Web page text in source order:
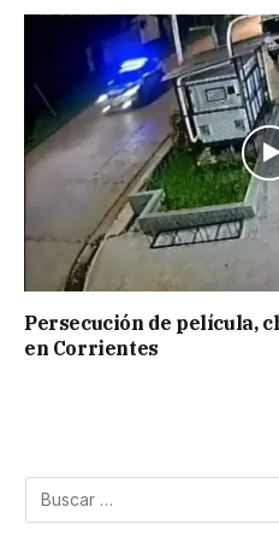
Persecución de película,
en Corrientes